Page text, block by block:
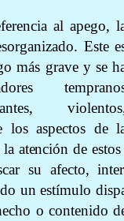
al apego,
Este
más grave y se
los aspectos de
atención de
su afecto,
un estímulo
o contenido